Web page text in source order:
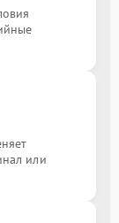
или